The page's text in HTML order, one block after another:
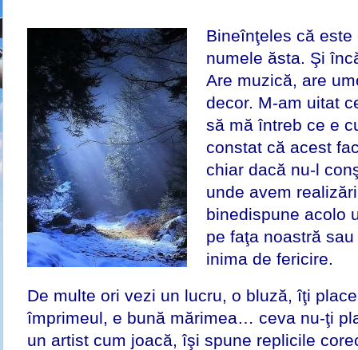
Bineînţeles că
numele ăsta. Şi
Are muzică, are
decor. M-am uitat
să mă întreb ce e
constat că acest
chiar dacă nu-l
unde avem
binedispune acolo
pe faţa noastră
inima de fericire.
De multe ori vezi un lucru, o bluză, îţi
împrimeul, e bună mărimea… ceva nu-ţi
un artist cum joacă, îşi spune replicile